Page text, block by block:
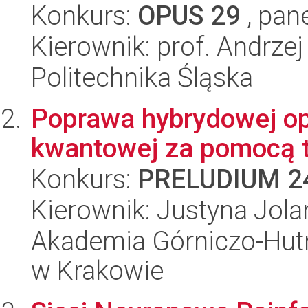
Konkurs: OPUS 29 ,
Kierownik: prof.
Politechnika Śląska
Poprawa hybrydowej
kwantowej za pomocą
Konkurs: PRELUDIUM
Kierownik: Justyna
Akademia Górniczo-
w Krakowie